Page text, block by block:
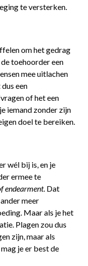
te versterken.
om het gedrag
toehoorder een
mee uitlachen
een
of het een
iemand zonder zijn
doel te bereiken.
wél bij is, en je
ermee te
endearment. Dat
meer
Maar als je het
Plagen zou dus
zijn, maar als
je er best de